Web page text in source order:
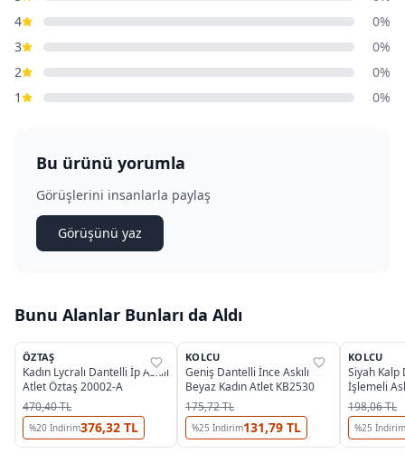
4
0%
3
0%
2
0%
1
0%
Bu ürünü yorumla
Görüşlerini insanlarla paylaş
Görüşünü yaz
Bunu Alanlar Bunları da Aldı
%25
ÖZTAŞ
Kadın Lycralı Dantelli İp Askılı
Atlet Öztaş 20002-A
470,40 TL
%20 İndirim376,32 TL
%33
KOLCU
Geniş Dantelli İnce Askılı
Beyaz Kadın Atlet KB2530
175,72 TL
%25 İndirim131,79 TL
%33
KOLCU
Siyah Kalp
İşlemeli
KB2571
198,06 TL
%25 İndirim